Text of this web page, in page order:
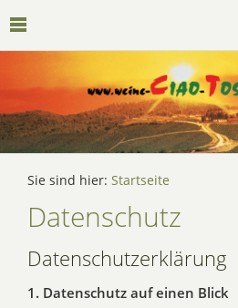
Sie sind hier: Startseite
Datenschutz
Datenschutzerklärung
1. Datenschutz auf einen Blick